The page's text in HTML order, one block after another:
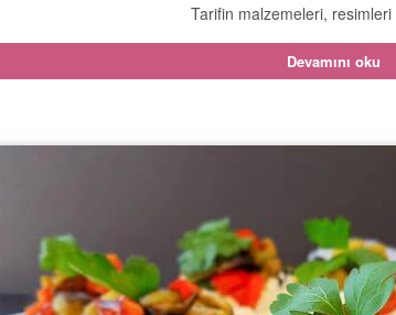
Tarifin malzemeleri, resimleri
Devamını oku